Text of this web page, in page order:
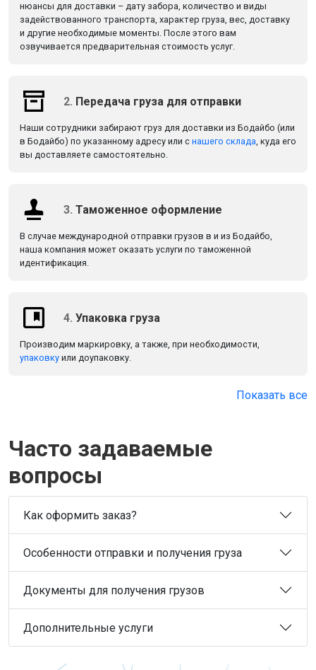
нюансы для доставки – дату забора, количество и виды
задействованного транспорта, характер груза, вес, доставку
и другие необходимые моменты. После этого вам
озвучивается предварительная стоимость услуг.
2. Передача груза для отправки
Наши сотрудники забирают груз для доставки из Бодайбо (или
в Бодайбо) по указанному адресу или с нашего склада, куда его
вы доставляете самостоятельно.
3. Таможенное оформление
В случае международной отправки грузов в и из Бодайбо,
наша компания может оказать услуги по таможенной
идентификация.
4. Упаковка груза
Производим маркировку, а также, при необходимости,
упаковку или доупаковку.
Показать все
Часто задаваемые
вопросы
Как оформить заказ?
Особенности отправки и получения груза
Документы для получения грузов
Дополнительные услуги